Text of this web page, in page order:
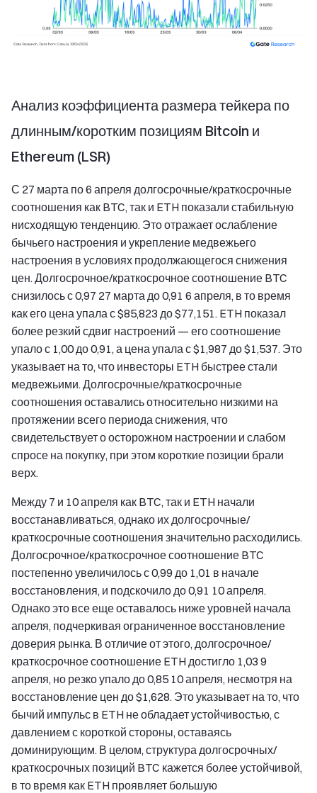
Анализ коэффициента размера тейкера по
длинным/коротким позициям Bitcoin и
Ethereum (LSR)
С 27 марта по 6 апреля долгосрочные/краткосрочные
соотношения как BTC, так и ETH показали стабильную
нисходящую тенденцию. Это отражает ослабление
бычьего настроения и укрепление медвежьего
настроения в условиях продолжающегося снижения
цен. Долгосрочное/краткосрочное соотношение BTC
снизилось с 0,97 27 марта до 0,91 6 апреля, в то время
как его цена упала с $85,823 до $77,151. ETH показал
более резкий сдвиг настроений — его соотношение
упало с 1,00 до 0,91, а цена упала с $1,987 до $1,537. Это
указывает на то, что инвесторы ETH быстрее стали
медвежьими. Долгосрочные/краткосрочные
соотношения оставались относительно низкими на
протяжении всего периода снижения, что
свидетельствует о осторожном настроении и слабом
спросе на покупку, при этом короткие позиции брали
верх.
Между 7 и 10 апреля как BTC, так и ETH начали
восстанавливаться, однако их долгосрочные/
краткосрочные соотношения значительно расходились.
Долгосрочное/краткосрочное соотношение BTC
постепенно увеличилось с 0,99 до 1,01 в начале
восстановления, и подскочило до 0,91 10 апреля.
Однако это все еще оставалось ниже уровней начала
апреля, подчеркивая ограниченное восстановление
доверия рынка. В отличие от этого, долгосрочное/
краткосрочное соотношение ETH достигло 1,03 9
апреля, но резко упало до 0,85 10 апреля, несмотря на
восстановление цен до $1,628. Это указывает на то, что
бычий импульс в ETH не обладает устойчивостью, с
давлением с короткой стороны, оставаясь
доминирующим. В целом, структура долгосрочных/
краткосрочных позиций BTC кажется более устойчивой,
в то время как ETH проявляет большую